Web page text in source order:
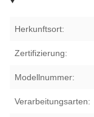
Herkunftsort:
Zertifizierung:
Modellnummer:
Verarbeitungsarten: